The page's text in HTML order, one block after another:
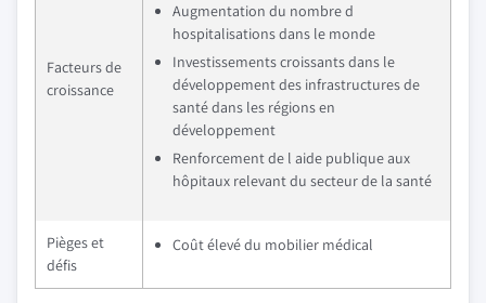
Facteurs de
croissance
Augmentation du nombre d
hospitalisations dans le monde
Investissements croissants dans le
développement des infrastructures de
santé dans les régions en
développement
Renforcement de l aide publique aux
hôpitaux relevant du secteur de la santé
Pièges et
défis
Coût élevé du mobilier médical